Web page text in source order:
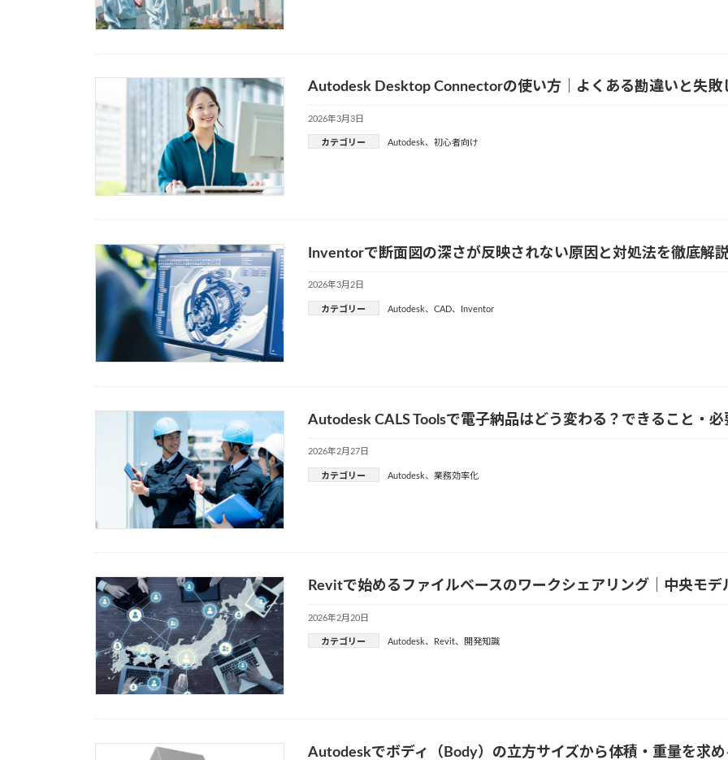
Autodesk Desktop Connectorの使い方｜よくある勘違いと失敗
2026年3月3日
カテゴリー Autodesk、 初心者向け
Inventorで断面図の深さが反映されない原因と対処法を徹底解
2026年3月2日
カテゴリー Autodesk、 CAD、 Inventor
Autodesk CALS Toolsで電子納品はどう変わる？できること・
2026年2月27日
カテゴリー Autodesk、 業務効率化
Revitで始めるファイルベースのワークシェアリング｜中央モ
2026年2月20日
カテゴリー Autodesk、 Revit、 開発知識
Autodeskでボディ（Body）の立方サイズから体積・重量を求